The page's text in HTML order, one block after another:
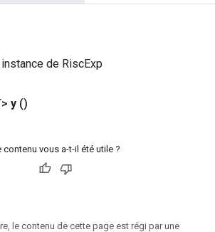
de RiscExp
y ()
contenu vous a-t-il été utile ?
le contenu de cette page est régi par une